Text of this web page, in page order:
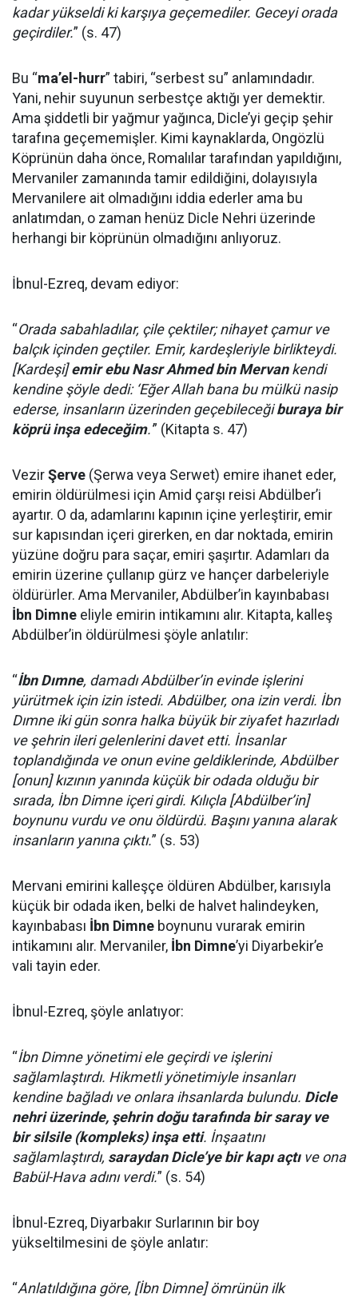
kadar yükseldi ki karşıya geçemediler. Geceyi orada
geçirdiler.” (s. 47)
Bu “ma’el-hurr” tabiri, “serbest su” anlamındadır.
Yani, nehir suyunun serbestçe aktığı yer demektir.
Ama şiddetli bir yağmur yağınca, Dicle’yi geçip şehir
tarafına geçememişler. Kimi kaynaklarda, Ongözlü
Köprünün daha önce, Romalılar tarafından yapıldığını,
Mervaniler zamanında tamir edildiğini, dolayısıyla
Mervanilere ait olmadığını iddia ederler ama bu
anlatımdan, o zaman henüz Dicle Nehri üzerinde
herhangi bir köprünün olmadığını anlıyoruz.
İbnul-Ezreq, devam ediyor:
“Orada sabahladılar, çile çektiler; nihayet çamur ve
balçık içinden geçtiler. Emir, kardeşleriyle birlikteydi.
[Kardeşi]emir ebu Nasr Ahmed bin Mervankendi
kendine şöyle dedi: ‘Eğer Allah bana bu mülkü nasip
ederse, insanların üzerinden geçebileceğiburaya bir
köprü inşa edeceğim.'” (Kitapta s. 47)
VezirŞerve (Şerwa veya Serwet) emire ihanet eder,
emirin öldürülmesi için Amid çarşı reisi Abdülber’i
ayartır. O da, adamlarını kapının içine yerleştirir, emir
sur kapısından içeri girerken, en dar noktada, emirin
yüzüne doğru para saçar, emiri şaşırtır. Adamları da
emirin üzerine çullanıp gürz ve hançer darbeleriyle
öldürürler. Ama Mervaniler, Abdülber’in kayınbabası
İbn Dimne eliyle emirin intikamını alır. Kitapta, kalleş
Abdülber’in öldürülmesi şöyle anlatılır:
“İbn Dımne, damadı Abdülber’in evinde işlerini
yürütmek için izin istedi. Abdülber, ona izin verdi. İbn
Dımne iki gün sonra halka büyük bir ziyafet hazırladı
ve şehrin ileri gelenlerini davet etti. İnsanlar
toplandığında ve onun evine geldiklerinde, Abdülber
[onun] kızının yanında küçük bir odada olduğu bir
sırada, İbn Dimne içeri girdi. Kılıçla [Abdülber’in]
boynunu vurdu ve onu öldürdü. Başını yanına alarak
insanların yanına çıktı.” (s. 53)
Mervani emirini kalleşçe öldüren Abdülber, karısıyla
küçük bir odada iken, belki de halvet halindeyken,
kayınbabası İbn Dimne boynunu vurarak emirin
intikamını alır. Mervaniler, İbn Dimne’yi Diyarbekir’e
vali tayin eder.
İbnul-Ezreq, şöyle anlatıyor:
“İbn Dimne yönetimi ele geçirdi ve işlerini
sağlamlaştırdı. Hikmetli yönetimiyle insanları
kendine bağladı ve onlara ihsanlarda bulundu. Dicle
nehri üzerinde, şehrin doğu tarafında bir saray ve
bir silsile (kompleks) inşa etti. İnşaatını
sağlamlaştırdı, saraydan Dicle’ye bir kapı açtıve ona
Babül-Hava adını verdi.” (s. 54)
İbnul-Ezreq, Diyarbakır Surlarının bir boy
yükseltilmesini de şöyle anlatır:
“Anlatıldığına göre, [İbn Dimne] ömrünün ilk